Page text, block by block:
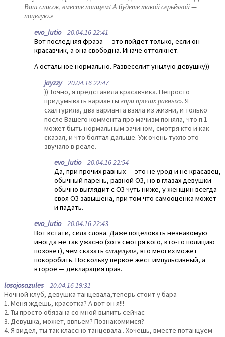
Ваш список, вместе поищем! А будете такой серьёзной —
поцелую.»
evo_lutio20.04.16 22:41
Вот последняя фраза — это пойдет только, если он
красавчик, а она свободна. Иначе оттолкнет.
А остальное нормально. Развеселит унылую девушку))
jayzzy20.04.16 22:47
)) Точно, я представила красавчика. Непросто
придумывать варианты «при прочих равных». Я
схалтурила, два варианта взяла из жизни, и только
после Вашего коммента про мачизм поняла, что п.1
может быть нормальным зачином, смотря кто и как
сказал, и что болтал дальше. Уж очень тухло это
звучало в реале.
evo_lutio20.04.16 22:54
Да, при прочих равных — это не урод и не красавец,
обычный парень, равной ОЗ, но в глазах девушки
обычно выглядит с ОЗ чуть ниже, у женщин всегда
своя ОЗ завышена, при том что самооценка может
и падать.
evo_lutio20.04.16 22:43
Вот кстати, сила слова. Даже поцеловать незнакомую
иногда не так ужасно (хотя смотря кого, кто-то полицию
позовет), чем сказать «поцелую», это многих может
покоробить. Поскольку первое жест импульсивный, а
второе — декларация прав.
losojosazules 20.04.16 19:31
Ночной клуб, девушка танцевала,теперь стоит у бара
1. Меня ждешь, красотка? А вот он я!!!
2. Ты просто обязана со мной выпить сейчас
3. Девушка, может, ввпьем? Познакомимся?
4. Я видел, ты так классно танцевала.. Хочешь, вместе потанцуем